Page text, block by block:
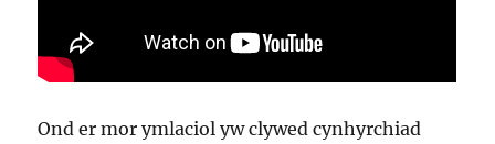
Ond er mor ymlaciol yw clywed cynhyrchiad